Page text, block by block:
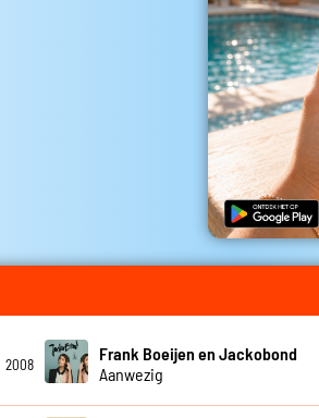
2008
Frank Boeijen en Jackobond
Aanwezig